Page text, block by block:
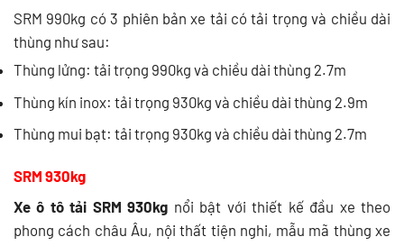
SRM 990kg có 3 phiên bản xe tải có tải trọng và chiều dài
thùng như sau:
Thùng lửng: tải trọng 990kg và chiều dài thùng 2.7m
Thùng kín inox: tải trọng 930kg và chiều dài thùng 2.9m
Thùng mui bạt: tải trọng 930kg và chiều dài thùng 2.7m
SRM 930kg
Xe ô tô tải SRM 930kg nổi bật với thiết kế đầu xe theo
phong cách châu Âu, nội thất tiện nghi, mẫu mã thùng xe